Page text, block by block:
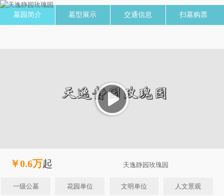
墓园简介 墓型展示 交通信息 扫墓购票
￥0.6万起 天逸静园玫瑰园
一级公墓 花园单位 文明单位 人文景观